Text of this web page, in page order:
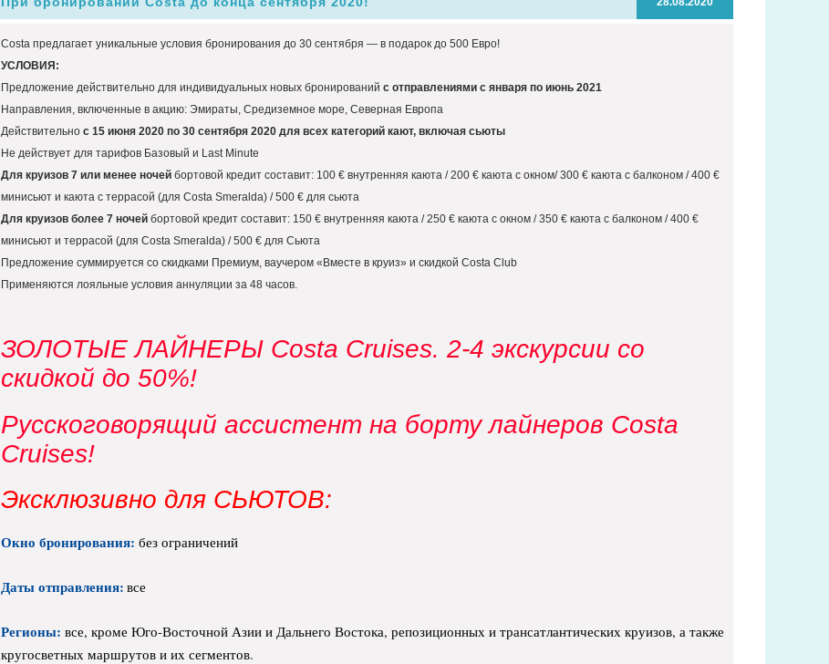
Costa предлагает уникальные условия бронирования до 30 сентября — в подарок до 500 Евро!
УСЛОВИЯ:
Предложение действительно для индивидуальных новых бронирований с отправлениями с января по июнь 2021
Направления, включенные в акцию: Эмираты, Средиземное море, Северная Европа
Действительно с 15 июня 2020 по 30 сентября 2020 для всех категорий кают, включая сьюты
Не действует для тарифов Базовый и Last Minute
Для круизов 7 или менее ночей бортовой кредит составит: 100 € внутренняя каюта / 200 € каюта с окном/ 300 € каюта с балконом / 400 €
минисьют и каюта с террасой (для Costa Smeralda) / 500 € для сьюта
Для круизов более 7 ночей бортовой кредит составит: 150 € внутренняя каюта / 250 € каюта с окном / 350 € каюта с балконом / 400 €
минисьют и террасой (для Costa Smeralda) / 500 € для Сьюта
Предложение суммируется со скидками Премиум, ваучером «Вместе в круиз» и скидкой Costa Club
Применяются лояльные условия аннуляции за 48 часов.
ЗОЛОТЫЕ ЛАЙНЕРЫ Costa Cruises. 2-4 экскурсии со
скидкой до 50%!
Русскоговорящий ассистент на борту лайнеров Costa
Cruises!
Эксклюзивно для СЬЮТОВ:
Окно бронирования: без ограничений
Даты отправления: все
Регионы: все, кроме Юго-Восточной Азии и Дальнего Востока, репозиционных и трансатлантических круизов, а также
кругосветных маршрутов и их сегментов.